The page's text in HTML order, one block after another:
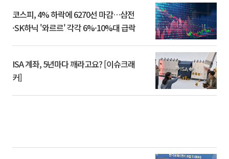
코스피, 4% 하락에 6270선 마감…삼전
·SK하닉 '와르르' 각각 6%·10%대 급락
ISA 계좌, 5년마다 깨라고요? [이슈크래
커]